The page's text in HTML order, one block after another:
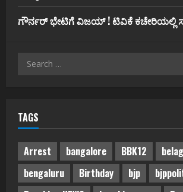
ಗೌರ್ನರ್‌ ಭೇಟಿಗೆ ವಿಜಯ್‌ ! ಟಿವಿಕೆ ಕಚೇರಿಯಲ್ಲಿ
Search
TAGS
Arrest bangalore BBK12
bengaluru
Birthday bjp